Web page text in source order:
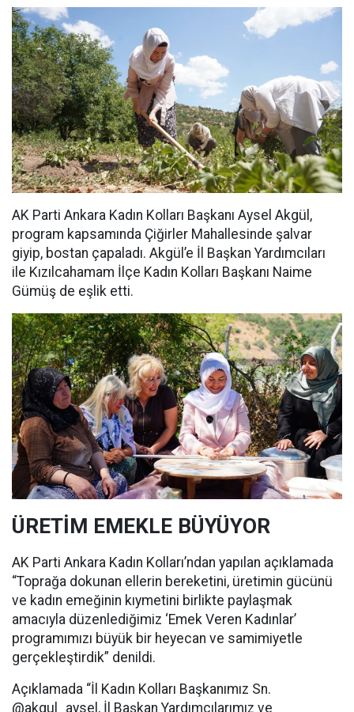
AK Parti Ankara Kadın Kolları Başkanı Aysel Akgül,
program kapsamında Çiğirler Mahallesinde şalvar
giyip, bostan çapaladı. Akgül’e İl Başkan Yardımcıları
ile Kızılcahamam İlçe Kadın Kolları Başkanı Naime
Gümüş de eşlik etti.
ÜRETİM EMEKLE BÜYÜYOR
AK Parti Ankara Kadın Kolları’ndan yapılan açıklamada
“Toprağa dokunan ellerin bereketini, üretimin gücünü
ve kadın emeğinin kıymetini birlikte paylaşmak
amacıyla düzenlediğimiz ‘Emek Veren Kadınlar’
programımızı büyük bir heyecan ve samimiyetle
gerçekleştirdik” denildi.
Açıklamada “İl Kadın Kolları Başkanımız Sn.
@akgul_aysel, İl Başkan Yardımcılarımız ve